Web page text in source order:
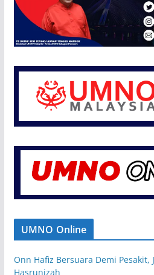
UMNO Online
Onn Hafiz Bersuara Demi Pesakit,
Hasrunizah